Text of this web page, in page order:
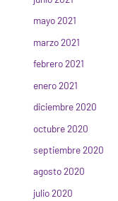
mayo 2021
marzo 2021
febrero 2021
enero 2021
diciembre 2020
octubre 2020
septiembre 2020
agosto 2020
julio 2020